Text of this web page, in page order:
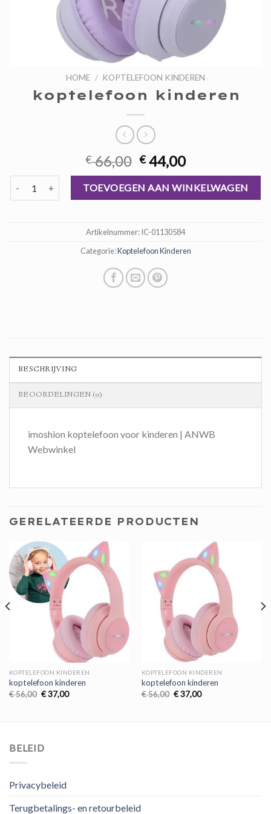
HOME / KOPTELEFOON KINDEREN
koptelefoon kinderen
€66,00 Oorspronkelijke
prijs
was:
€ 66,00.
€44,00Huidige
prijs
is:
€ 44,00.
koptelefoon kinderen aantalTOEVOEGEN AAN WINKELWAGEN
Artikelnummer:IC-01130584
Categorie:Koptelefoon Kinderen
BESCHRIJVING
BEOORDELINGEN (0)
imoshion koptelefoon voor kinderen | ANWB
Webwinkel
GERELATEERDE PRODUCTEN
KOPTELEFOON KINDEREN
koptelefoon kinderen
€56,00 Oorspronkelijke
€37,00Huidige
KOPTELEFOON KINDEREN
koptelefoon kinderen
€56,00 Oorspronkelijke
€37,00Huidige
BELEID
Privacybeleid
Terugbetalings- en retourbeleid